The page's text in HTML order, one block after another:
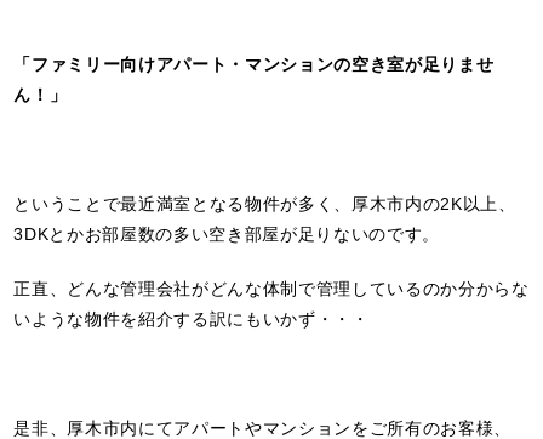
「ファミリー向けアパート・マンションの空き室が足りませ
ん！」
ということで最近満室となる物件が多く、厚木市内の2K以上、
3DKとかお部屋数の多い空き部屋が足りないのです。
正直、どんな管理会社がどんな体制で管理しているのか分からな
いような物件を紹介する訳にもいかず・・・
是非、厚木市内にてアパートやマンションをご所有のお客様、